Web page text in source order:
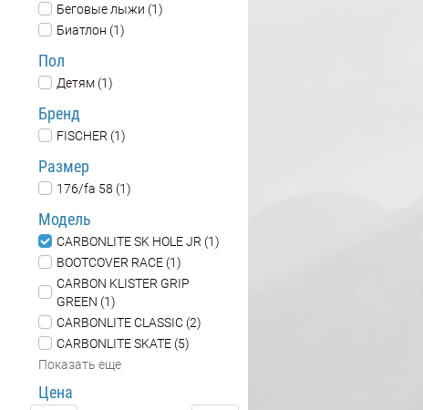
Беговые лыжи (1)
Биатлон (1)
Пол
Детям (1)
Бренд
FISCHER (1)
Размер
176/fa 58 (1)
Модель
CARBONLITE SK HOLE JR (1)
BOOTCOVER RACE (1)
CARBON KLISTER GRIP
GREEN (1)
CARBONLITE CLASSIC (2)
CARBONLITE SKATE (5)
Показать еще
Цена